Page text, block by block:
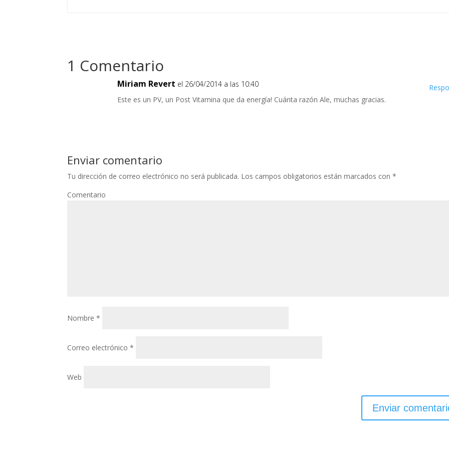
1 Comentario
Miriam Revert el 26/04/2014 a las 10:40
Este es un PV, un Post Vitamina que da energía! Cuánta razón Ale, muchas gracias.
Enviar comentario
Tu dirección de correo electrónico no será publicada. Los campos obligatorios están marcados con*
Comentario
Nombre*
Correo electrónico*
Web